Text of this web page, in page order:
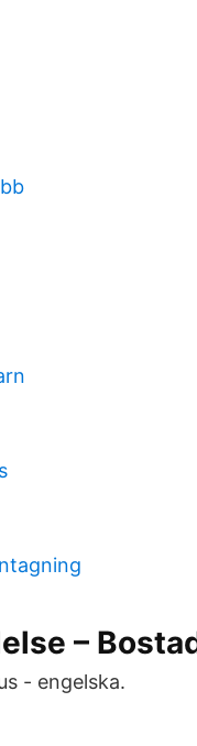
–
- engelska.